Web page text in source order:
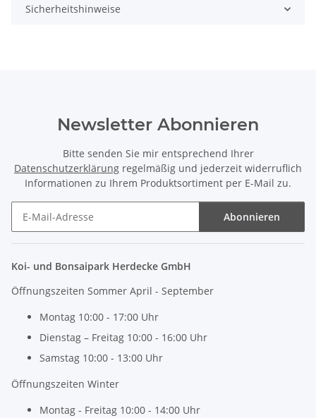
Sicherheitshinweise
Newsletter Abonnieren
Bitte senden Sie mir entsprechend Ihrer
Datenschutzerklärung regelmäßig und jederzeit widerruflich
Informationen zu Ihrem Produktsortiment per E-Mail zu.
Abonnieren
Koi- und Bonsaipark Herdecke GmbH
Öffnungszeiten Sommer April - September
Montag 10:00 - 17:00 Uhr
Dienstag – Freitag 10:00 - 16:00 Uhr
Samstag 10:00 - 13:00 Uhr
Öffnungszeiten Winter
Montag - Freitag 10:00 - 14:00 Uhr